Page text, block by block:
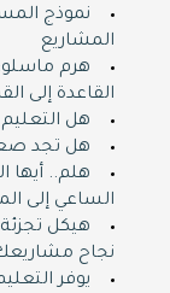
نموذج
المشاريع
هرم
القاعدة إلى
هل
هل تجد
هلم.. أيها
الساعي إلى
نجاح
يوفر